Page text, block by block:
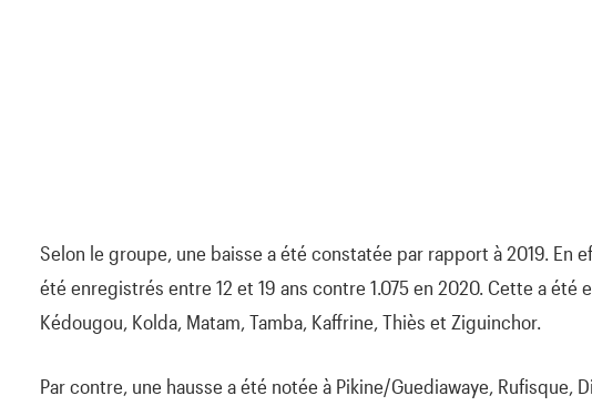
Selon le groupe, une baisse a été constatée par rapport à 2019. En
été enregistrés entre 12 et 19 ans contre 1.075 en 2020. Cette a
Kédougou, Kolda, Matam, Tamba, Kaffrine, Thiès et Ziguinchor.
Par contre, une hausse a été notée à Pikine/Guediawaye, Rufisque,